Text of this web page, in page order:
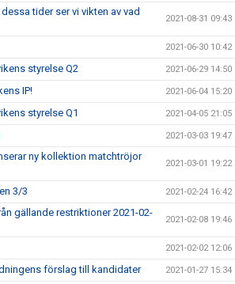
tider ser vi vikten av vad
2021-08-31 09:43
2021-06-30 10:42
styrelse Q2 2021-06-29 14:50
IP! 2021-06-04 15:20
styrelse Q1 2021-04-05 21:05
2021-03-03 19:47
ny kollektion matchtröjor
2021-03-01 19:22
3/3 2021-02-24 16:42
gällande restriktioner 2021-02-
2021-02-08 19:46
2021-02-02 12:06
förslag till kandidater 2021-01-27 15:34